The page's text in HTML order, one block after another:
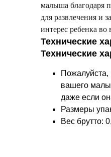
малыша благодаря
для развлечения и
интерес ребенка во
Технические
Технические
Пожалуйста,
вашего
даже если
Размеры
Вес брутто: